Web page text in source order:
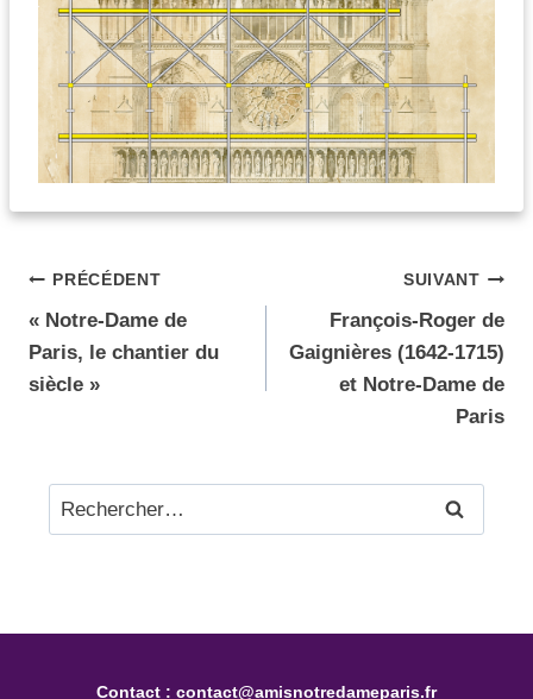
PRÉCÉDENT
« Notre-Dame de
Paris, le chantier du
siècle »
SUIVANT
François-Roger de
Gaignières (1642-1715)
et Notre-Dame de
Paris
Contact : contact@amisnotredameparis.fr